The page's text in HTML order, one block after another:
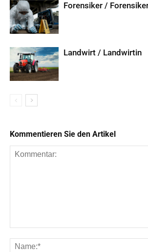
Forensiker /
Landwirt / Landwirtin
Kommentieren Sie den Artikel